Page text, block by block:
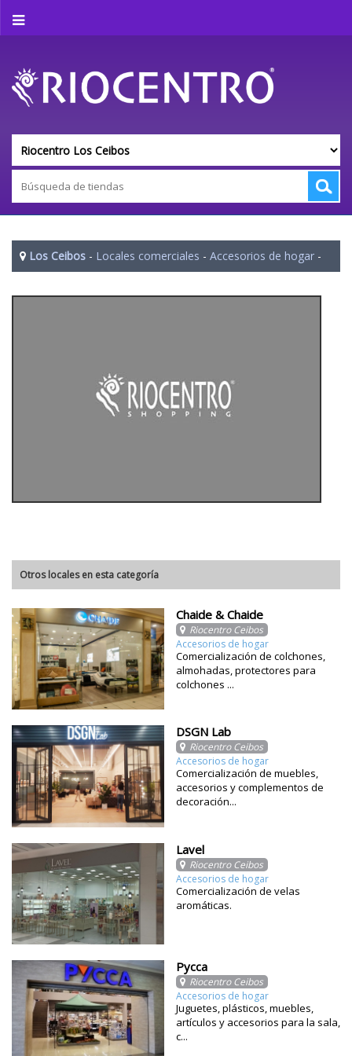
Los Ceibos - Locales comerciales - Accesorios de hogar -
Otros locales en esta categoría
Chaide & Chaide
Riocentro Ceibos
Accesorios de hogar
Comercialización de colchones,
almohadas, protectores para
colchones ...
DSGN Lab
Riocentro Ceibos
Accesorios de hogar
Comercialización de muebles,
accesorios y complementos de
decoración...
Lavel
Riocentro Ceibos
Accesorios de hogar
Comercialización de velas
aromáticas.
Pycca
Riocentro Ceibos
Accesorios de hogar
Juguetes, plásticos, muebles,
artículos y accesorios para la sala,
c...